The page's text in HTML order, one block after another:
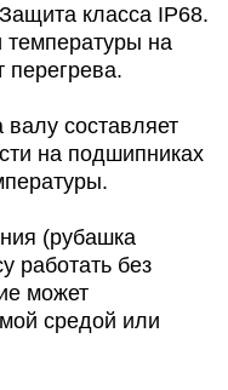
класса IP68.
температуры на
составляет
на подшипниках
(рубашка
работать без
может
средой или